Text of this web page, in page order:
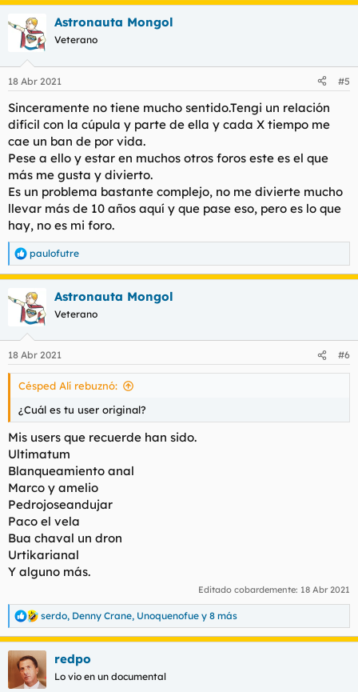
Astronauta Mongol
Veterano
18 Abr 2021 #5
Sinceramente no tiene mucho sentido.Tengi un relación
difícil con la cúpula y parte de ella y cada X tiempo me
cae un ban de por vida.
Pese a ello y estar en muchos otros foros este es el que
más me gusta y divierto.
Es un problema bastante complejo, no me divierte mucho
llevar más de 10 años aquí y que pase eso, pero es lo que
hay, no es mi foro.
R
e
a
c
e
s
paulofutre
Astronauta Mongol
Veterano
18 Abr 2021 #6
Césped Alí rebuznó:
¿Cuál es tu user original?
Mis users que recuerde han sido.
Ultimatum
Blanqueamiento anal
Marco y amelio
Pedrojoseandujar
Paco el vela
Bua chaval un dron
Urtikarianal
Y alguno más.
Editado cobardemente: 18 Abr 2021
R
e
a
c
c
i
serdo, Denny Crane, Unoquenofue y 8 más
redpo
Lo vio en un documental